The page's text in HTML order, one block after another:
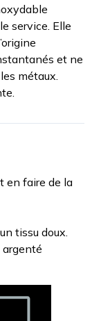
service. Elle
et ne
métaux.
en faire de la
tissu doux.
argenté